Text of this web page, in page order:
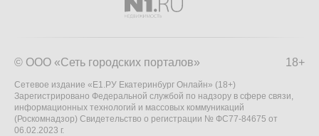
18+
© ООО «Сеть городских порталов»
Сетевое издание «Е1.РУ Екатеринбург Онлайн» (18+)
Зарегистрировано Федеральной службой по надзору в сфере связи,
информационных технологий и массовых коммуникаций
(Роскомнадзор) Свидетельство о регистрации № ФС77-84675 от
06.02.2023 г.